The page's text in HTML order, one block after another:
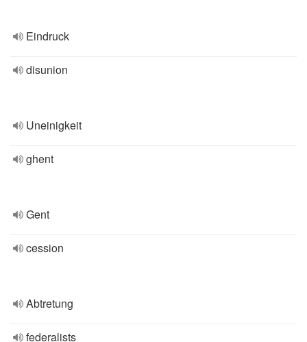
Eindruck
disunion
Uneinigkeit
ghent
Gent
cession
Abtretung
federalists